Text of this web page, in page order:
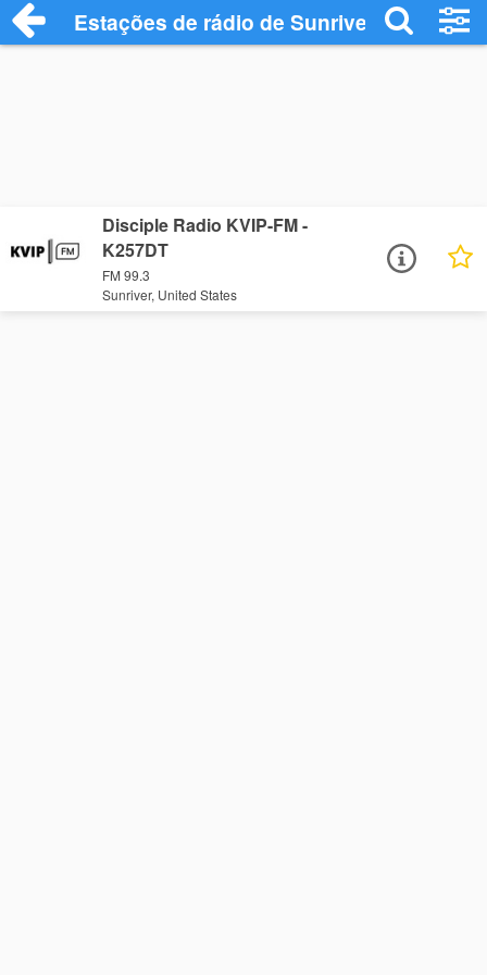
Estações de rádio de Sunriver - Ouça
Disciple Radio KVIP-FM -
K257DT
FM 99.3
Sunriver, United States